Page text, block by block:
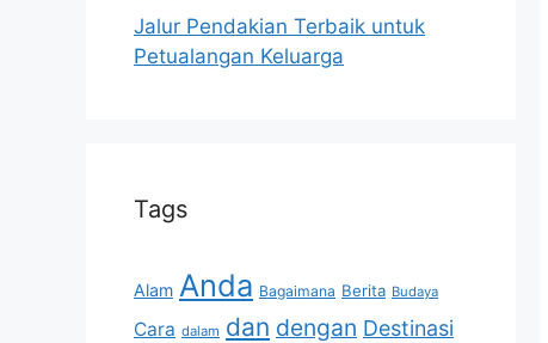
Jalur Pendakian Terbaik untuk
Petualangan Keluarga
Tags
Alam Anda Bagaimana Berita Budaya
Cara dalam dan dengan Destinasi